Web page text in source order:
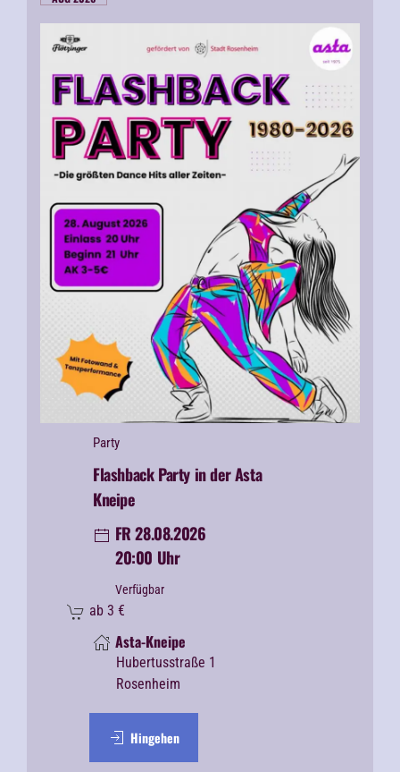
Party
Flashback Party in der Asta
Kneipe
FR 28.08.2026
20:00 Uhr
Verfügbar
ab 3 €
Asta-Kneipe
Hubertusstraße 1
Rosenheim
Hingehen